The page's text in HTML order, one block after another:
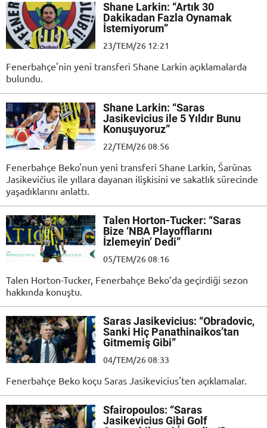
Shane Larkin: “Artık 30
Dakikadan Fazla Oynamak
İstemiyorum”
23/TEM/26 12:21
Fenerbahçe'nin yeni transferi Shane Larkin açıklamalarda
bulundu.
Shane Larkin: “Saras
Jasikevicius ile 5 Yıldır Bunu
Konuşuyoruz”
22/TEM/26 08:56
Fenerbahçe Beko'nun yeni transferi Shane Larkin, Šarūnas
Jasikevičius ile yıllara dayanan ilişkisini ve sakatlık sürecinde
yaşadıklarını anlattı.
Talen Horton-Tucker: “Saras
Bize ‘NBA Playofflarını
İzlemeyin’ Dedi”
05/TEM/26 08:16
Talen Horton-Tucker, Fenerbahçe Beko’da geçirdiği sezon
hakkında konuştu.
Saras Jasikevicius: “Obradovic,
Sanki Hiç Panathinaikos’tan
Gitmemiş Gibi”
04/TEM/26 08:33
Fenerbahçe Beko koçu Saras Jasikevicius'ten açıklamalar.
Sfairopoulos: “Saras
Jasikevicius Gibi Golf